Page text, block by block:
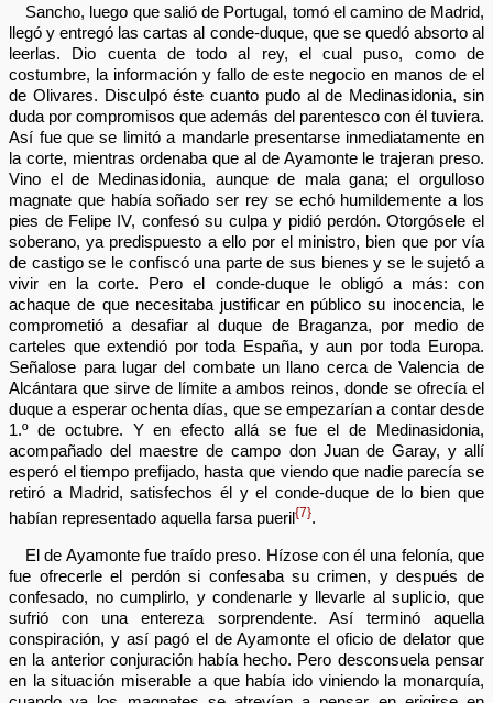
Sancho, luego que salió de Portugal, tomó el camino de Madrid,
llegó y entregó las cartas al conde-duque, que se quedó absorto al
leerlas. Dio cuenta de todo al rey, el cual puso, como de
costumbre, la información y fallo de este negocio en manos de el
de Olivares. Disculpó éste cuanto pudo al de Medinasidonia, sin
duda por compromisos que además del parentesco con él tuviera.
Así fue que se limitó a mandarle presentarse inmediatamente en
la corte, mientras ordenaba que al de Ayamonte le trajeran preso.
Vino el de Medinasidonia, aunque de mala gana; el orgulloso
magnate que había soñado ser rey se echó humildemente a los
pies de Felipe IV, confesó su culpa y pidió perdón. Otorgósele el
soberano, ya predispuesto a ello por el ministro, bien que por vía
de castigo se le confiscó una parte de sus bienes y se le sujetó a
vivir en la corte. Pero el conde-duque le obligó a más: con
achaque de que necesitaba justificar en público su inocencia, le
comprometió a desafiar al duque de Braganza, por medio de
carteles que extendió por toda España, y aun por toda Europa.
Señalose para lugar del combate un llano cerca de Valencia de
Alcántara que sirve de límite a ambos reinos, donde se ofrecía el
duque a esperar ochenta días, que se empezarían a contar desde
1.º de octubre. Y en efecto allá se fue el de Medinasidonia,
acompañado del maestre de campo don Juan de Garay, y allí
esperó el tiempo prefijado, hasta que viendo que nadie parecía se
retiró a Madrid, satisfechos él y el conde-duque de lo bien que
habían representado aquella farsa pueril{7}.
El de Ayamonte fue traído preso. Hízose con él una felonía, que
fue ofrecerle el perdón si confesaba su crimen, y después de
confesado, no cumplirlo, y condenarle y llevarle al suplicio, que
sufrió con una entereza sorprendente. Así terminó aquella
conspiración, y así pagó el de Ayamonte el oficio de delator que
en la anterior conjuración había hecho. Pero desconsuela pensar
en la situación miserable a que había ido viniendo la monarquía,